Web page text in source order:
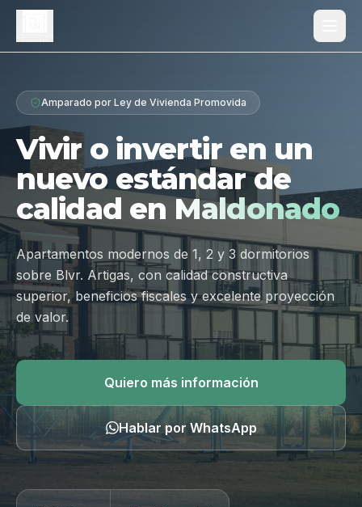
Proyecto
Diferenciales
Tipologías
Galería
Ubicación
Contacto
Hablar por WhatsApp
Amparado por Ley de Vivienda Promovida
Vivir o invertir en un
nuevo estándar de
calidad en Maldonado
Apartamentos modernos de 1, 2 y 3 dormitorios
sobre Blvr. Artigas, con calidad constructiva
superior, beneficios fiscales y excelente proyección
de valor.
Quiero más información
Hablar por WhatsApp